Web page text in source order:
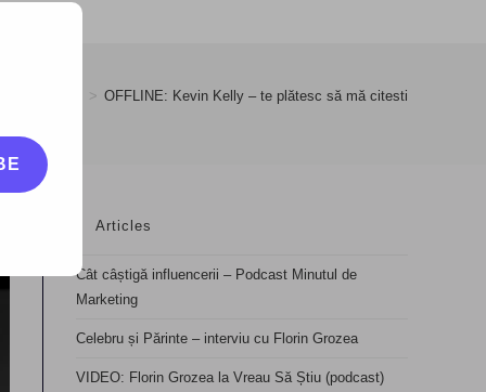
> OFFLINE: Kevin Kelly – te plătesc să mă citesti
Articles
Cât câștigă influencerii – Podcast Minutul de
Marketing
Celebru și Părinte – interviu cu Florin Grozea
VIDEO: Florin Grozea la Vreau Să Știu (podcast)